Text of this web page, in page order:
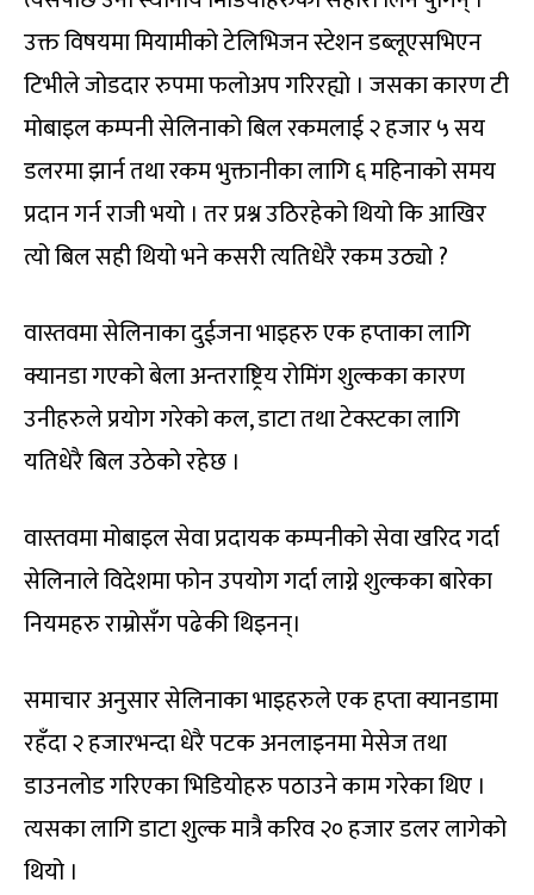
उक्त विषयमा मियामीको टेलिभिजन स्टेशन डब्लूएसभिएन
टिभीले जोडदार रुपमा फलोअप गरिरह्यो । जसका कारण टी
मोबाइल कम्पनी सेलिनाको बिल रकमलाई २ हजार ५ सय
डलरमा झार्न तथा रकम भुक्तानीका लागि ६ महिनाको समय
प्रदान गर्न राजी भयो । तर प्रश्न उठिरहेको थियो कि आखिर
त्यो बिल सही थियो भने कसरी त्यतिधेरै रकम उठ्यो ?
वास्तवमा सेलिनाका दुईजना भाइहरु एक हप्ताका लागि
क्यानडा गएको बेला अन्तराष्ट्रिय रोमिंग शुल्कका कारण
उनीहरुले प्रयोग गरेको कल, डाटा तथा टेक्स्टका लागि
यतिधेरै बिल उठेको रहेछ ।
वास्तवमा मोबाइल सेवा प्रदायक कम्पनीको सेवा खरिद गर्दा
सेलिनाले विदेशमा फोन उपयोग गर्दा लाग्ने शुल्कका बारेका
नियमहरु राम्रोसँग पढेकी थिइनन्।
समाचार अनुसार सेलिनाका भाइहरुले एक हप्ता क्यानडामा
रहँदा २ हजारभन्दा धेरै पटक अनलाइनमा मेसेज तथा
डाउनलोड गरिएका भिडियोहरु पठाउने काम गरेका थिए ।
त्यसका लागि डाटा शुल्क मात्रै करिव २० हजार डलर लागेको
थियो ।